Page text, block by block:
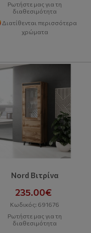
Ρωτήστε μας για τη
διαθεσιμότητα
Διατίθενται περισσότερα
χρώματα
Nord Βιτρίνα
235.00€
Κωδικός: 691676
Ρωτήστε μας για τη
διαθεσιμότητα